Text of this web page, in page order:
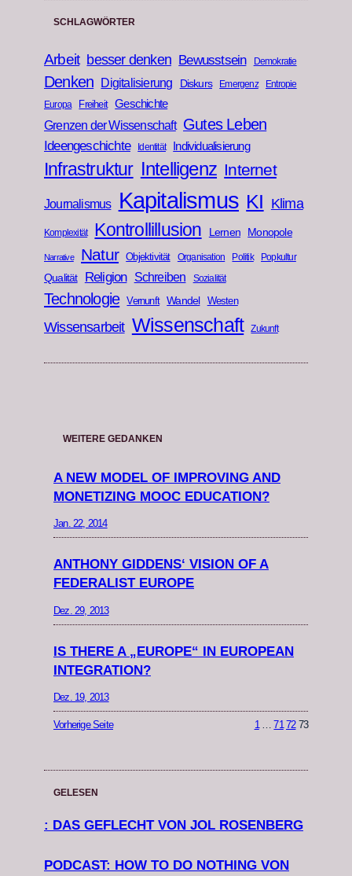
SCHLAGWÖRTER
Arbeit besser denken Bewusstsein Demokratie
Denken Digitalisierung Diskurs Emergenz
Entropie
Europa
Freiheit Geschichte
Grenzen der Wissenschaft Gutes Leben
Ideengeschichte Identität Individualisierung
Infrastruktur Intelligenz Internet
Journalismus Kapitalismus KI Klima
Komplexität Kontrollillusion Lernen Monopole
Narrative Natur Objektivität Organisation Politik Popkultur
Qualität Religion Schreiben Sozialität
Technologie Vernunft Wandel Westen
Wissensarbeit Wissenschaft Zukunft
WEITERE GEDANKEN
A NEW MODEL OF IMPROVING AND
MONETIZING MOOC EDUCATION?
Jan. 22, 2014
ANTHONY GIDDENS‘ VISION OF A
FEDERALIST EUROPE
Dez. 29, 2013
IS THERE A „EUROPE“ IN EUROPEAN
INTEGRATION?
Dez. 19, 2013
Vorherige Seite 1 … 71 72 73
GELESEN
: DAS GEFLECHT VON JOL ROSENBERG
PODCAST: HOW TO DO NOTHING VON